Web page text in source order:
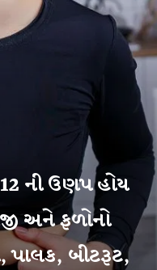
ની ઉણપ હોય
અને ફળોનો
પાલક, બીટરૂટ,